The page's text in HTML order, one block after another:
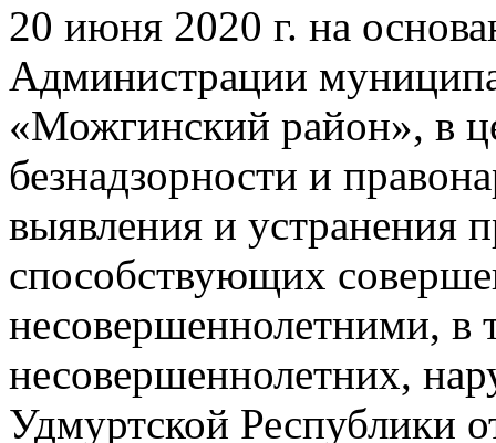
20 июня 2020 г. на
Администрации
«Можгинский район», в
безнадзорности и
выявления и устранения
способствующих
несовершеннолетними, в
несовершеннолетних,
Удмуртской Республики